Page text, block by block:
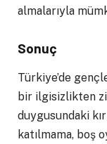
almalarıyla
Sonuç
Türkiye’de
bir ilgisizlikten
duygusundaki
katılmama, boş